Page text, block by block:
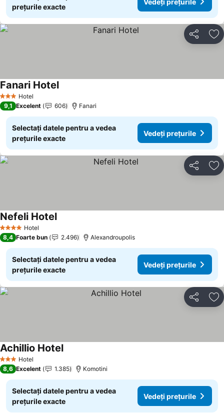
prețurile exacte
Distribuiți
3 SteleHotel
Fanari Hotel
9,1 Excelent 606 Fanari
Selectați datele pentru a vedea
prețurile exacte
Vedeți prețurile
Distribuiți
4 Stele Hotel
Nefeli Hotel
8,4 Foarte bun 2.496 Alexandroupolis
Selectați datele pentru a vedea
prețurile exacte
Vedeți prețurile
Distribuiți
3 SteleHotel
Achillio Hotel
8,6 Excelent 1.385 Komotini
Selectați datele pentru a vedea
prețurile exacte
Vedeți prețurile